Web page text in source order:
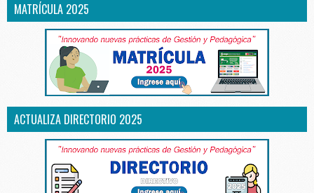
MATRÍCULA 2025
ACTUALIZA DIRECTORIO 2025